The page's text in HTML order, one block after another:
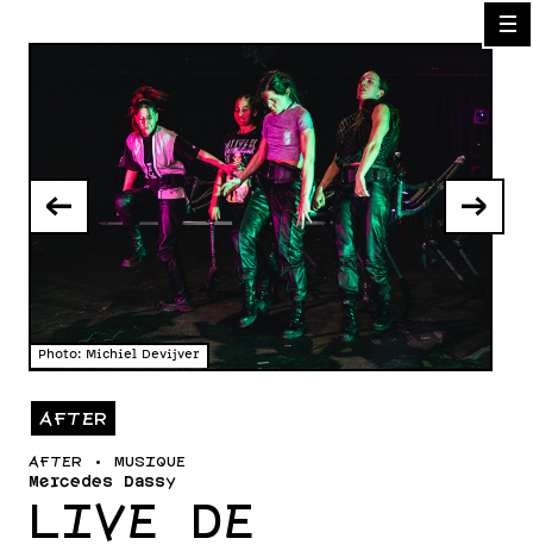
☰
Photo: Michiel Devijver
← →
AFTER
AFTER • MUSIQUE
Mercedes Dassy
LIVE DE